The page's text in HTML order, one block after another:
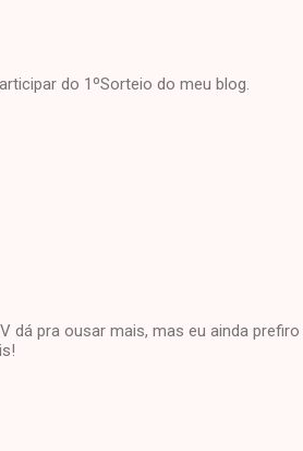
do 1ºSorteio do meu blog.
dá pra ousar mais, mas eu ainda